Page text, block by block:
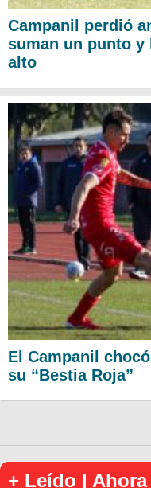
Campanil perdió
suman un punto y
alto
El Campanil
su “Bestia Roja”
+ Leído | Ahora